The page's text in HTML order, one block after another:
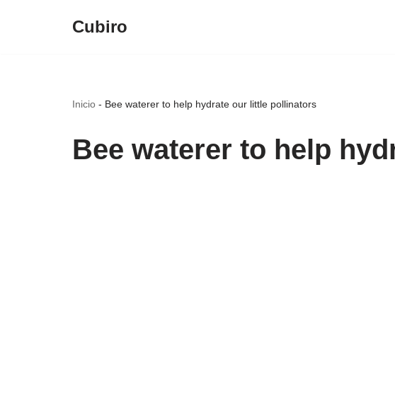
Cubiro
Inicio - Bee waterer to help hydrate our little pollinators
Bee waterer to help